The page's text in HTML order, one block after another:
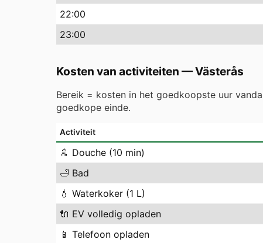
22:00
23:00
Kosten van activiteiten —Västerås
Bereik = kosten in het goedkoopste uur
goedkope einde.
Activiteit
🚿 Douche (10 min)
🛁 Bad
💧 Waterkoker (1 L)
🔌 EV volledig opladen
📱 Telefoon opladen